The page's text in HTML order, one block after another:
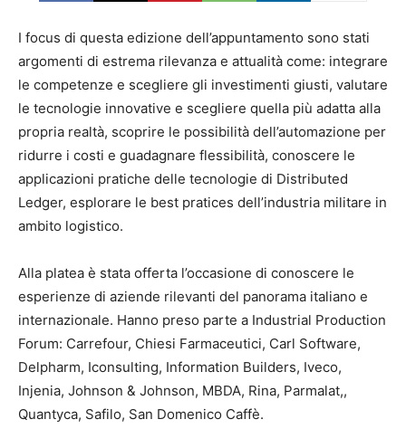
I focus di questa edizione dell’appuntamento sono stati
argomenti di estrema rilevanza e attualità come: integrare
le competenze e scegliere gli investimenti giusti, valutare
le tecnologie innovative e scegliere quella più adatta alla
propria realtà, scoprire le possibilità dell’automazione per
ridurre i costi e guadagnare flessibilità, conoscere le
applicazioni pratiche delle tecnologie di Distributed
Ledger, esplorare le best pratices dell’industria militare in
ambito logistico.
Alla platea è stata offerta l’occasione di conoscere le
esperienze di aziende rilevanti del panorama italiano e
internazionale. Hanno preso parte a Industrial Production
Forum: Carrefour, Chiesi Farmaceutici, Carl Software,
Delpharm, Iconsulting, Information Builders, Iveco,
Injenia, Johnson & Johnson, MBDA, Rina, Parmalat,,
Quantyca, Safilo, San Domenico Caffè.